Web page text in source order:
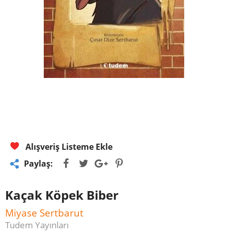
Alışveriş Listeme Ekle
Paylaş:
Kaçak Köpek Biber
Miyase Sertbarut
Tudem Yayınları